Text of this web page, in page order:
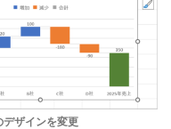
デザインを変更